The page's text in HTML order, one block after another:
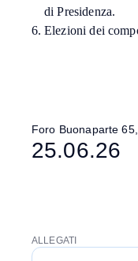
di Presidenza.
Elezioni dei
Foro Buonaparte
25.06.26
ALLEGATI